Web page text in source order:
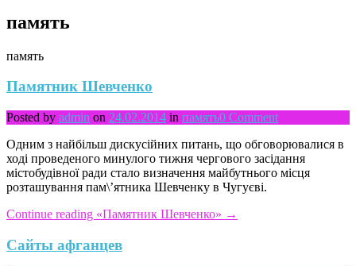
память
память
Памятник Шевченко
Posted by admin on 24.02.2014 in память0 Comment
Одним з найбільш дискусійних питань, що обговорювалися в
ході проведеного минулого тижня чергового засідання
містобудівної ради стало визначення майбутнього місця
розташування пам\’ятника Шевченку в Чугуєві.
Continue reading «Памятник Шевченко» →
Сайты афганцев